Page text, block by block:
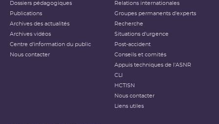
Dossiers pédagogiques
Publications
Archives des actualités
Archives vidéos
Centre d'information du public
Nous contacter
Relations internationales
Groupes permanents d'experts
Recherche
Situations d'urgence
Post-accident
Conseils et comités
Appuis techniques de l'ASNR
CLI
HCTISN
Nous contacter
Liens utiles